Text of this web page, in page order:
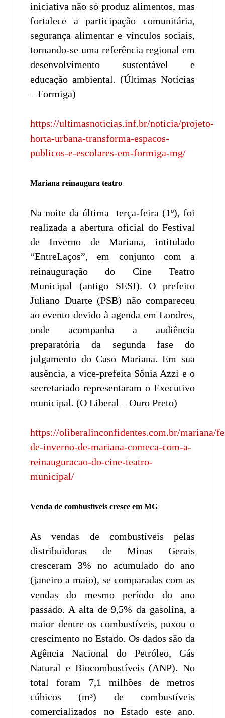
iniciativa não só produz alimentos, mas
fortalece a participação comunitária,
segurança alimentar e vínculos sociais,
tornando-se uma referência regional em
desenvolvimento sustentável e
educação ambiental. (Últimas Notícias
– Formiga)
https://ultimasnoticias.inf.br/noticia/projeto-
horta-urbana-transforma-espacos-
publicos-e-escolares-em-formiga-mg/
Mariana reinaugura teatro
Na noite da última terça-feira (1º), foi
realizada a abertura oficial do Festival
de Inverno de Mariana, intitulado
“EntreLaços”, em conjunto com a
reinauguração do Cine Teatro
Municipal (antigo SESI). O prefeito
Juliano Duarte (PSB) não compareceu
ao evento devido à agenda em Londres,
onde acompanha a audiência
preparatória da segunda fase do
julgamento do Caso Mariana. Em sua
ausência, a vice-prefeita Sônia Azzi e o
secretariado representaram o Executivo
municipal. (O Liberal – Ouro Preto)
https://oliberalinconfidentes.com.br/mariana/
de-inverno-de-mariana-comeca-com-a-
reinauguracao-do-cine-teatro-
municipal/
Venda de combustíveis cresce em MG
As vendas de combustíveis pelas
distribuidoras de Minas Gerais
cresceram 3% no acumulado do ano
(janeiro a maio), se comparadas com as
vendas do mesmo período do ano
passado. A alta de 9,5% da gasolina, a
maior dentre os combustíveis, puxou o
crescimento no Estado. Os dados são da
Agência Nacional do Petróleo, Gás
Natural e Biocombustíveis (ANP). No
total foram 7,1 milhões de metros
cúbicos (m³) de combustíveis
comercializados no Estado este ano.